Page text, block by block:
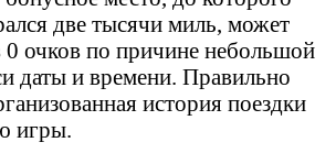
две тысячи миль, может
0 очков по причине небольшой
даты и времени. Правильно
история поездки
игры.